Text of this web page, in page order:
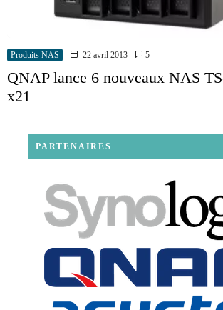
Produits NAS 22 avril 2013 5
QNAP lance 6 nouveaux NAS
x21
PARTENAIRES